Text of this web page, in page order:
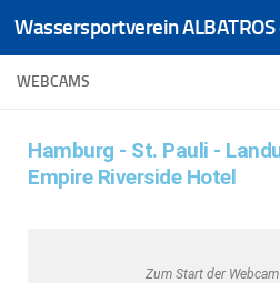
Zum Inhalt springen
WEBCAMS
Hamburg - St. Pauli -
Empire Riverside Hotel
Zum Start der